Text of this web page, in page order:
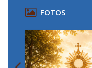
FOTOS